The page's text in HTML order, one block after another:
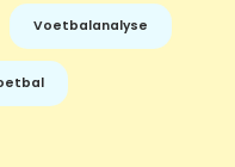
Voetbalanalyse